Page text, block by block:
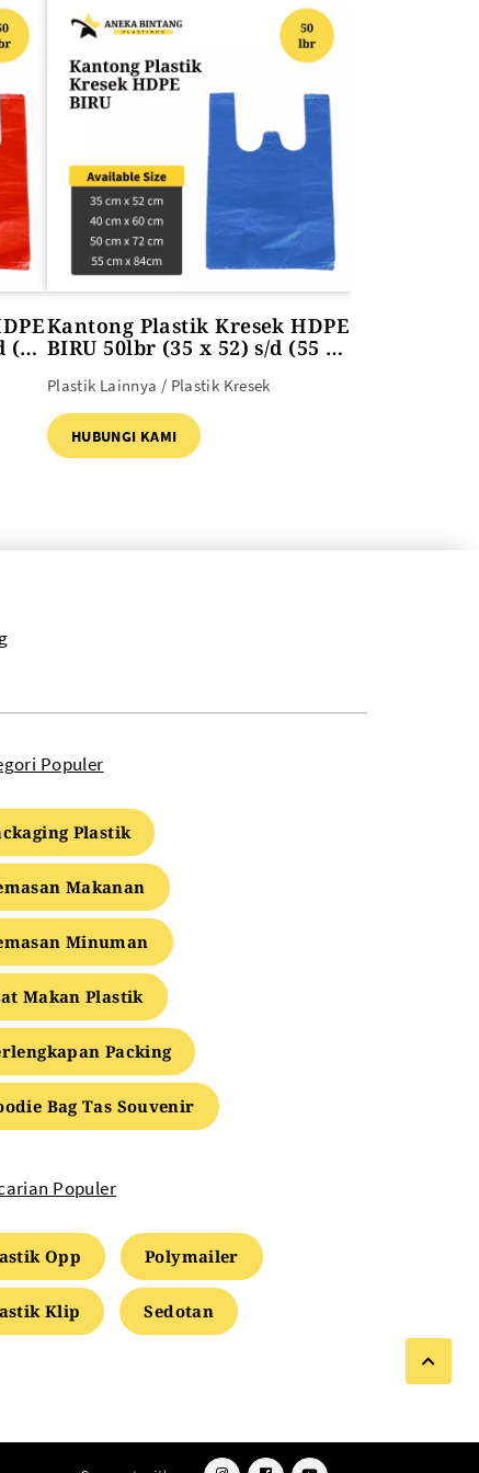
(55
Kantong Plastik Kresek HDPE
BIRU 50lbr (35 x 52) s/d (55 x
Plastik Lainnya / Plastik Kresek
HUBUNGI KAMI
Populer
Plastik
Makanan
Minuman
Makan Plastik
Packing
Bag Tas Souvenir
Populer
Opp Polymailer
Klip Sedotan